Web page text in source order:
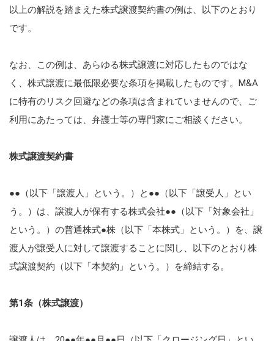
以上の解説を踏まえた株式譲渡契約書の例は、以下のとおり
です。
なお、この例は、あらゆる株式譲渡に対応したものではな
く、株式譲渡に最低限必要な条項を掲載したものです。M&A
に特有のリスク回避などの条項は含まれていませんので、ご
利用にあたっては、弁護士等の専門家にご相談ください。
株式譲渡契約書
●●（以下「譲渡人」という。）と●●（以下「譲受人」とい
う。）は、譲渡人が保有する株式会社●●（以下「対象会社」
という。）の普通株式●株（以下「本株式」という。）を、譲
渡人が譲受人に対して譲渡することに関し、以下のとおり株
式譲渡契約（以下「本契約」という。）を締結する。
第1条（株式譲渡）